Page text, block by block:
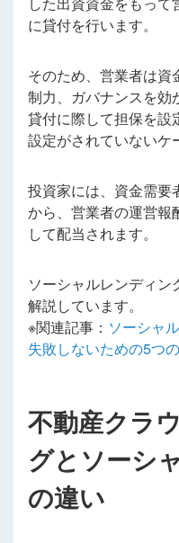
に貸付を行います。
そのため、営業者は資
制力、ガバナンスを効
貸付に際して担保を設
設定がされていないケ
投資家には、資金需要
から、営業者の運営報
して配当されます。
ソーシャルレンディン
解説しています。
※関連記事： ソーシャ
失敗しないための5つ
不動産クラ
グとソーシ
の違い